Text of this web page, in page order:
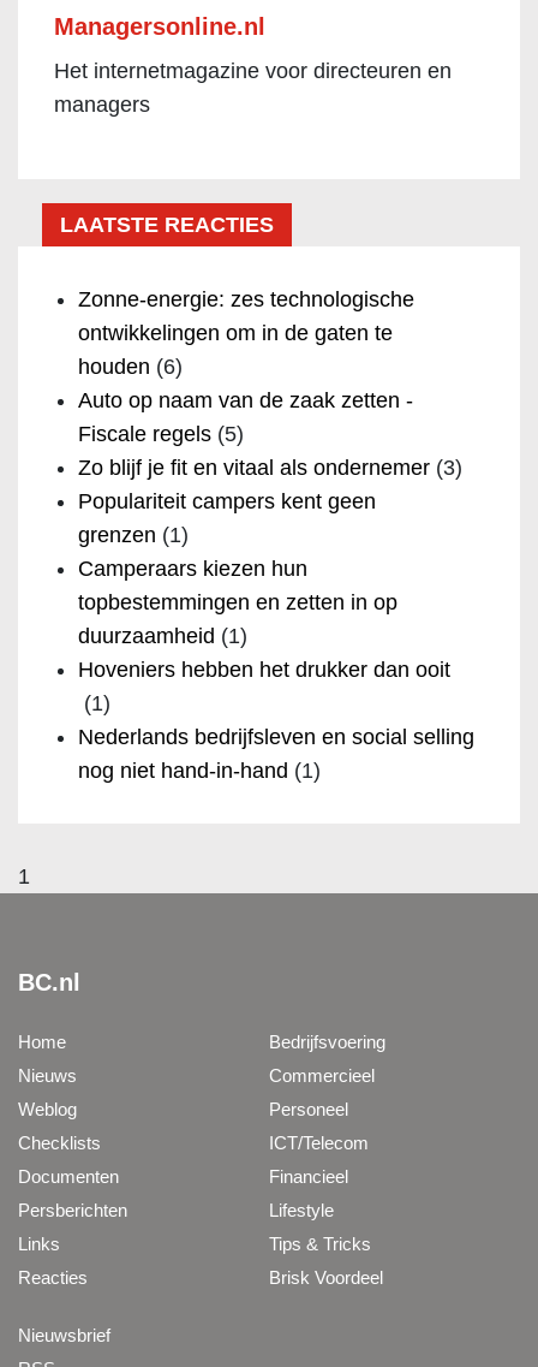
Managersonline.nl
Het internetmagazine voor directeuren en
managers
LAATSTE REACTIES
Zonne-energie: zes technologische
ontwikkelingen om in de gaten te
houden (6)
Auto op naam van de zaak zetten -
Fiscale regels (5)
Zo blijf je fit en vitaal als ondernemer (3)
Populariteit campers kent geen
grenzen (1)
Camperaars kiezen hun
topbestemmingen en zetten in op
duurzaamheid (1)
Hoveniers hebben het drukker dan ooit
(1)
Nederlands bedrijfsleven en social selling
nog niet hand-in-hand (1)
1
BC.nl
Home
Nieuws
Weblog
Checklists
Documenten
Persberichten
Links
Reacties
Bedrijfsvoering
Commercieel
Personeel
ICT/Telecom
Financieel
Lifestyle
Tips & Tricks
Brisk Voordeel
Nieuwsbrief